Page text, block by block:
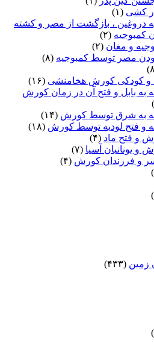
کشی (۱)
دروغین ، بازگشت از مصر و کشته
کمبوجیه (۲)
و مغان (۲)
مصر توسط کمبوجیه (۸)
و کودکی کورش هخامنشی (۱۶)
به بابل و فتح آن در زمان کورش
به شرق توسط کورش (۱۴)
و فتح لودیه توسط کورش (۱۸)
و فتح ماد (۴)
و یونانیان آسیا (۷)
و فرزندان کورش (۴)
زمین (۴۳۳)